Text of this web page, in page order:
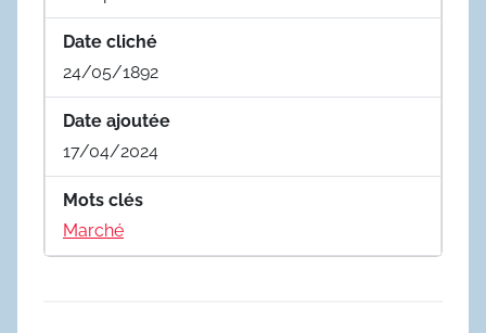
Date cliché
24/05/1892
Date ajoutée
17/04/2024
Mots clés
Marché